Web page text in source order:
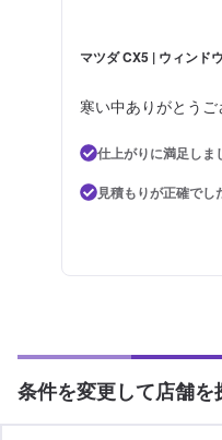
マツダ CX5 | ウィンド
寒い中ありがとうご
仕上がりに満足しま
見積もりが正確でし
条件を変更して店舗を